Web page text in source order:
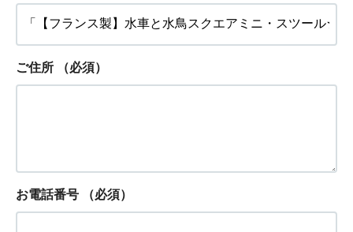
ご住所 （必須）
お電話番号 （必須）